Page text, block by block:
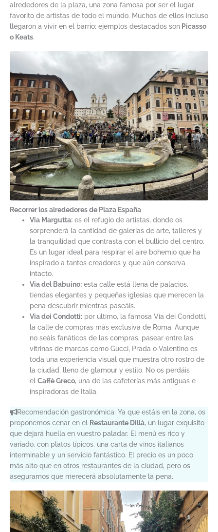
alrededores de la plaza, una zona famosa por ser el lugar
favorito de artistas de todo el mundo. Muchos de ellos incluso
llegaron a vivir en el barrio; ejemplos destacados son Picasso
o Keats.
Recorrer los alrededores de Plaza España
Via Margutta: es el refugio de artistas, donde os
sorprenderá la cantidad de galerías de arte, talleres y
la tranquilidad que contrasta con el bullicio del centro.
Es un lugar ideal para respirar el aire bohemio que ha
inspirado a tantos creadores y que aún conserva
intacto.
Via del Babuino: esta calle está llena de palacios,
tiendas elegantes y pequeñas iglesias que merecen la
pena descubrir mientras paseáis.
Via dei Condotti: por último, la famosa Via dei Condotti,
la calle de compras más exclusiva de Roma. Aunque
no seáis fanáticos de las compras, pasear entre las
vitrinas de marcas como Gucci, Prada o Valentino es
toda una experiencia visual que muestra otro rostro de
la ciudad, lleno de glamour y estilo. No os perdáis
elCaffè Greco, una de las cafeterías más antiguas e
inspiradoras de Italia.
Recomendación gastronómica: Ya que estáis en la zona, os
proponemos cenar en el Restaurante Dillà, un lugar exquisito
que dejará huella en vuestro paladar. El menú es rico y
variado, con platos típicos, una carta de vinos italianos
interminable y un servicio fantástico. El precio es un poco
más alto que en otros restaurantes de la ciudad, pero os
aseguramos que merecerá absolutamente la pena.